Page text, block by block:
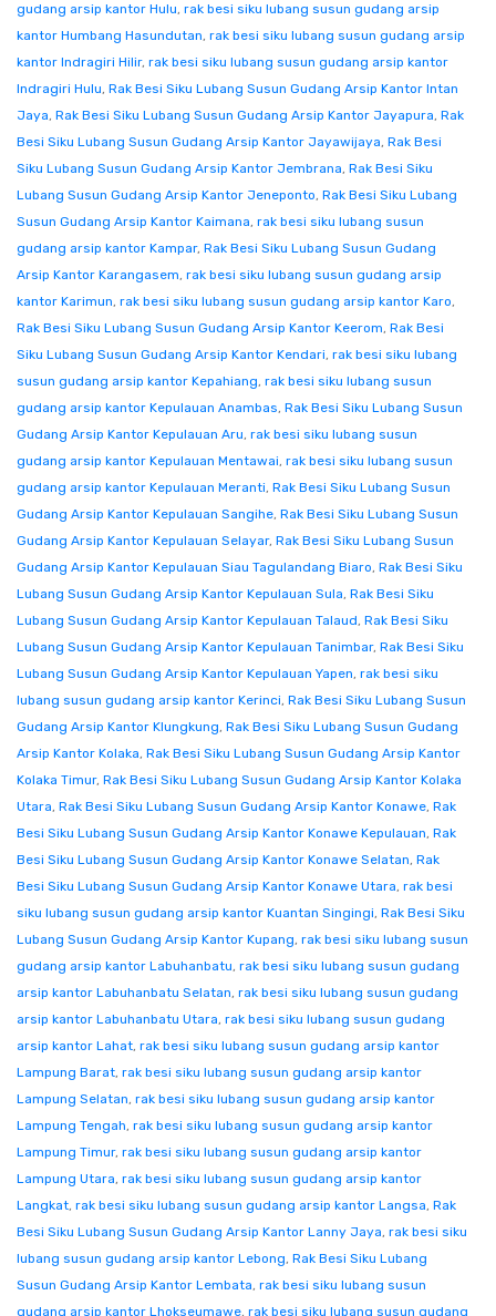
gudang arsip kantor Hulu, rak besi siku lubang susun gudang arsip
kantor Humbang Hasundutan, rak besi siku lubang susun gudang arsip
kantor Indragiri Hilir, rak besi siku lubang susun gudang arsip kantor
Indragiri Hulu, Rak Besi Siku Lubang Susun Gudang Arsip Kantor Intan
Jaya, Rak Besi Siku Lubang Susun Gudang Arsip Kantor Jayapura, Rak
Besi Siku Lubang Susun Gudang Arsip Kantor Jayawijaya, Rak Besi
Siku Lubang Susun Gudang Arsip Kantor Jembrana, Rak Besi Siku
Lubang Susun Gudang Arsip Kantor Jeneponto, Rak Besi Siku Lubang
Susun Gudang Arsip Kantor Kaimana, rak besi siku lubang susun
gudang arsip kantor Kampar, Rak Besi Siku Lubang Susun Gudang
Arsip Kantor Karangasem, rak besi siku lubang susun gudang arsip
kantor Karimun, rak besi siku lubang susun gudang arsip kantor Karo,
Rak Besi Siku Lubang Susun Gudang Arsip Kantor Keerom, Rak Besi
Siku Lubang Susun Gudang Arsip Kantor Kendari, rak besi siku lubang
susun gudang arsip kantor Kepahiang, rak besi siku lubang susun
gudang arsip kantor Kepulauan Anambas, Rak Besi Siku Lubang Susun
Gudang Arsip Kantor Kepulauan Aru, rak besi siku lubang susun
gudang arsip kantor Kepulauan Mentawai, rak besi siku lubang susun
gudang arsip kantor Kepulauan Meranti, Rak Besi Siku Lubang Susun
Gudang Arsip Kantor Kepulauan Sangihe, Rak Besi Siku Lubang Susun
Gudang Arsip Kantor Kepulauan Selayar, Rak Besi Siku Lubang Susun
Gudang Arsip Kantor Kepulauan Siau Tagulandang Biaro, Rak Besi Siku
Lubang Susun Gudang Arsip Kantor Kepulauan Sula, Rak Besi Siku
Lubang Susun Gudang Arsip Kantor Kepulauan Talaud, Rak Besi Siku
Lubang Susun Gudang Arsip Kantor Kepulauan Tanimbar, Rak Besi Siku
Lubang Susun Gudang Arsip Kantor Kepulauan Yapen, rak besi siku
lubang susun gudang arsip kantor Kerinci, Rak Besi Siku Lubang Susun
Gudang Arsip Kantor Klungkung, Rak Besi Siku Lubang Susun Gudang
Arsip Kantor Kolaka, Rak Besi Siku Lubang Susun Gudang Arsip Kantor
Kolaka Timur, Rak Besi Siku Lubang Susun Gudang Arsip Kantor Kolaka
Utara, Rak Besi Siku Lubang Susun Gudang Arsip Kantor Konawe, Rak
Besi Siku Lubang Susun Gudang Arsip Kantor Konawe Kepulauan, Rak
Besi Siku Lubang Susun Gudang Arsip Kantor Konawe Selatan, Rak
Besi Siku Lubang Susun Gudang Arsip Kantor Konawe Utara, rak besi
siku lubang susun gudang arsip kantor Kuantan Singingi, Rak Besi Siku
Lubang Susun Gudang Arsip Kantor Kupang, rak besi siku lubang susun
gudang arsip kantor Labuhanbatu, rak besi siku lubang susun gudang
arsip kantor Labuhanbatu Selatan, rak besi siku lubang susun gudang
arsip kantor Labuhanbatu Utara, rak besi siku lubang susun gudang
arsip kantor Lahat, rak besi siku lubang susun gudang arsip kantor
Lampung Barat, rak besi siku lubang susun gudang arsip kantor
Lampung Selatan, rak besi siku lubang susun gudang arsip kantor
Lampung Tengah, rak besi siku lubang susun gudang arsip kantor
Lampung Timur, rak besi siku lubang susun gudang arsip kantor
Lampung Utara, rak besi siku lubang susun gudang arsip kantor
Langkat, rak besi siku lubang susun gudang arsip kantor Langsa, Rak
Besi Siku Lubang Susun Gudang Arsip Kantor Lanny Jaya, rak besi siku
lubang susun gudang arsip kantor Lebong, Rak Besi Siku Lubang
Susun Gudang Arsip Kantor Lembata, rak besi siku lubang susun
gudang arsip kantor Lhokseumawe, rak besi siku lubang susun gudang